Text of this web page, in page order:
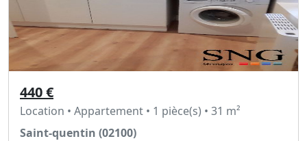
440 €
Location • Appartement • 1 pièce(s) • 31 m²
Saint-quentin (02100)